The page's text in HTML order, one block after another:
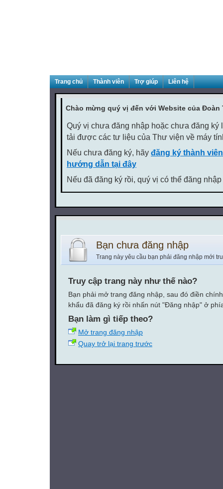
Trang chủ Thành viên Trợ giúp Liên hệ
Chào mừng quý vị đến với Website của Đoàn
Quý vị chưa đăng nhập hoặc chưa đăng ký
tải được các tư liệu của Thư viện về máy
Nếu chưa đăng ký, hãy đăng ký thành
hướng dẫn tại đây
Nếu đã đăng ký rồi, quý vị có thể đăng
Bạn chưa đăng nhập
Trang này yêu cầu bạn phải đăng nhập mới
Truy cập trang này như thế nào?
Bạn phải mở trang đăng nhập, sau đó điền
khẩu đã đăng ký rồi nhấn nút "Đăng nhập" ở
Bạn làm gì tiếp theo?
Mở trang đăng nhập
Quay trở lại trang trước